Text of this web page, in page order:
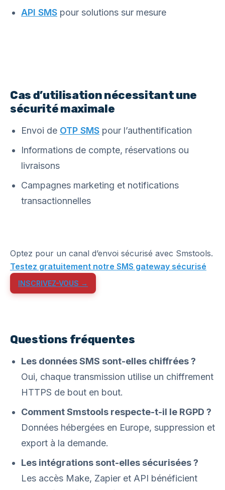
API SMS pour solutions sur mesure
Cas d’utilisation nécessitant une
sécurité maximale
Envoi de OTP SMS pour l’authentification
Informations de compte, réservations ou
livraisons
Campagnes marketing et notifications
transactionnelles
Optez pour un canal d’envoi sécurisé avec Smstools.
Testez gratuitement notre SMS gateway sécurisé
INSCRIVEZ-VOUS →
Questions fréquentes
Les données SMS sont-elles chiffrées ?
Oui, chaque transmission utilise un chiffrement
HTTPS de bout en bout.
Comment Smstools respecte-t-il le RGPD ?
Données hébergées en Europe, suppression et
export à la demande.
Les intégrations sont-elles sécurisées ?
Les accès Make, Zapier et API bénéficient